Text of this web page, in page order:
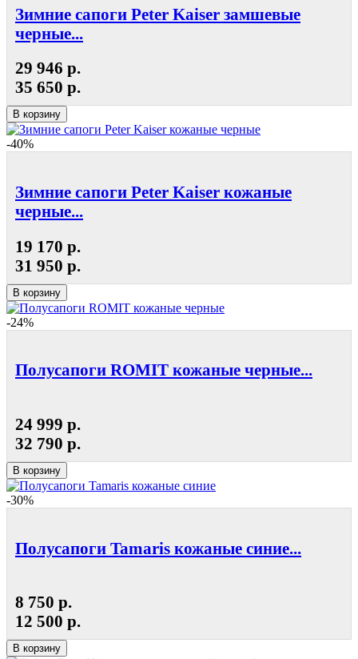
Зимние сапоги Peter Kaiser замшевые
черные...
29 946 р.
35 650 р.
В корзину
-40%
Зимние сапоги Peter Kaiser кожаные
черные...
19 170 р.
31 950 р.
В корзину
-24%
Полусапоги ROMIT кожаные черные...
24 999 р.
32 790 р.
В корзину
-30%
Полусапоги Tamaris кожаные синие...
8 750 р.
12 500 р.
В корзину